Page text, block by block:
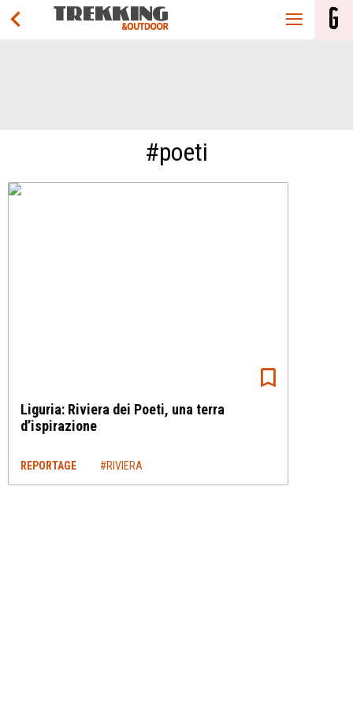
#poeti
Liguria: Riviera dei Poeti, una terra
d’ispirazione
REPORTAGE #RIVIERA